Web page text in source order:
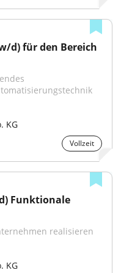
d) für den Bereich
KG
Vollzeit
Funktionale
realisieren
KG